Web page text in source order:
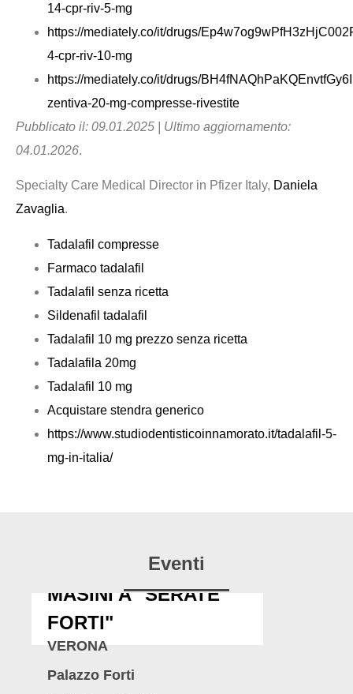
14-cpr-riv-5-mg
https://mediately.co/it/drugs/
4-cpr-riv-10-mg
https://mediately.co/it/drugs/
zentiva-20-mg-compresse-rivestite
Pubblicato il: 09.01.2025 | Ultimo aggiornamento:
04.01.2026.
Specialty Care Medical Director in Pfizer Italy, Daniela
Zavaglia.
Tadalafil compresse
Farmaco tadalafil
Tadalafil senza ricetta
Sildenafil tadalafil
Tadalafil 10 mg prezzo senza ricetta
Tadalafila 20mg
Tadalafil 10 mg
Acquistare stendra generico
https://www.studiodentisticoinnamorato.it/tadalafil-5-
mg-in-italia/
Eventi
MASINI A "SERATE
FORTI"
VERONA
Palazzo Forti